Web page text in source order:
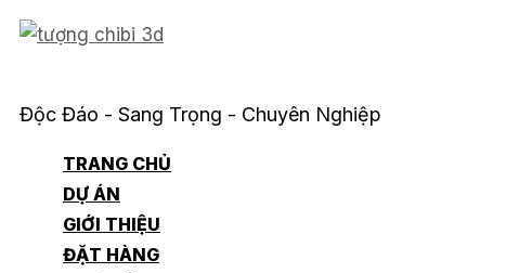
Skip
Độc Đáo - Sang Trọng - Chuyên Nghiệp
TRANG CHỦ
DỰ ÁN
GIỚI THIỆU
ĐẶT HÀNG